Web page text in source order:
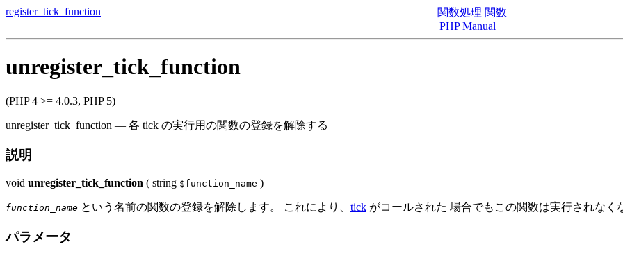
register_tick_function
関数処理 関数
PHP Manual
unregister_tick_function
(PHP 4 >= 4.0.3, PHP 5)
unregister_tick_function — 各 tick の実行用の関数の登録を解除する
説明
void unregister_tick_function ( string $function_name )
function_name という名前の関数の登録を解除します。 これにより、 tick がコールされた 場合でもこの関数は実行されなく
パラメータ